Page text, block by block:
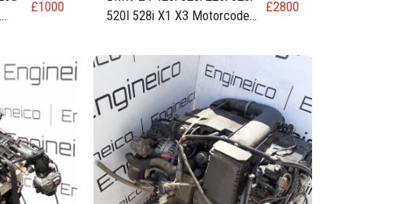
£1000
520I 528i X1 X3 Motorcode
£2800